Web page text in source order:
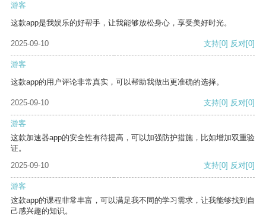
游客
这款app是我娱乐的好帮手，让我能够放松身心，享受美好时光。
2025-09-10 支持[0] 反对[0]
游客
这款app的用户评论非常真实，可以帮助我做出更准确的选择。
2025-09-10 支持[0] 反对[0]
游客
这款加速器app的安全性有待提高，可以加强防护措施，比如增加双重验
证。
2025-09-10
支持[0] 反对[0]
游客
这款app的课程非常丰富，可以满足我不同的学习需求，让我能够找到自
己感兴趣的知识。